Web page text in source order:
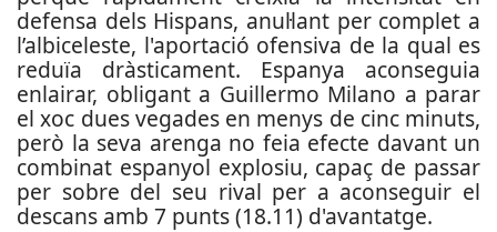
defensa dels Hispans, anul·lant per complet a
l’albiceleste, l'aportació ofensiva de la qual es
reduïa dràsticament. Espanya aconseguia
enlairar, obligant a Guillermo Milano a parar
el xoc dues vegades en menys de cinc minuts,
però la seva arenga no feia efecte davant un
combinat espanyol explosiu, capaç de passar
per sobre del seu rival per a aconseguir el
descans amb 7 punts (18.11) d'avantatge.